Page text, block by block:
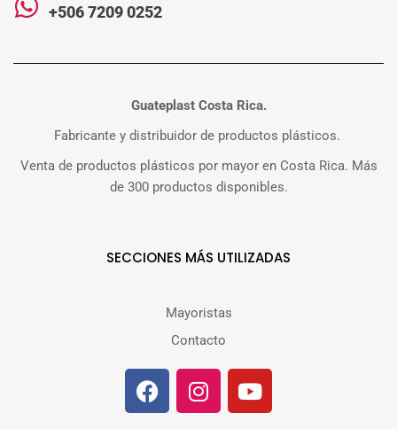
+506 7209 0252
Guateplast Costa Rica.
Fabricante y distribuidor de productos plásticos.
Venta de productos plásticos por mayor en Costa Rica. Más
de 300 productos disponibles.
SECCIONES MÁS UTILIZADAS
Mayoristas
Contacto